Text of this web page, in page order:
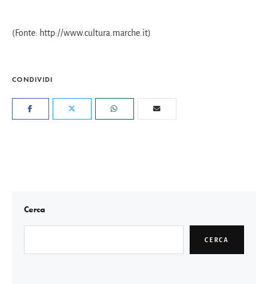
(Fonte: http://www.cultura.marche.it)
CONDIVIDI
Cerca
CERCA